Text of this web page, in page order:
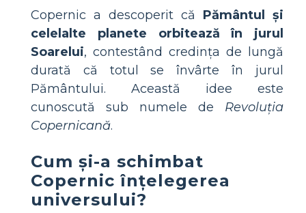
Copernic a descoperit că Pământul și
celelalte planete orbitează în jurul
Soarelui, contestând credința de lungă
durată că totul se învârte în jurul
Pământului. Această idee este
cunoscută sub numele de Revoluția
Copernicană.
Cum și-a schimbat
Copernic înțelegerea
universului?